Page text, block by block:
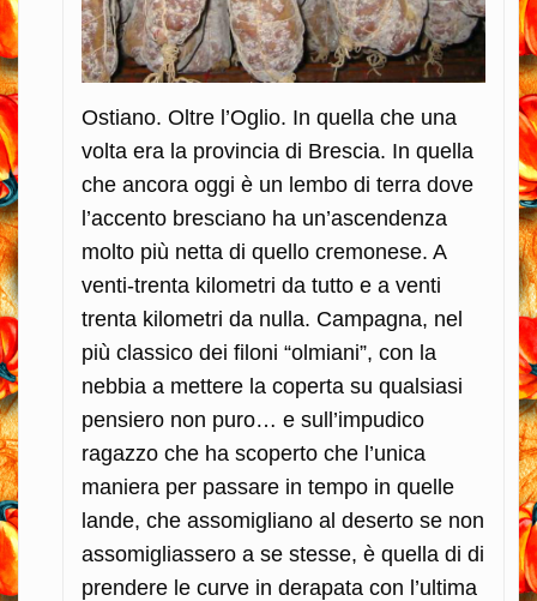
Ostiano. Oltre l’Oglio. In quella che una
volta era la provincia di Brescia. In quella
che ancora oggi è un lembo di terra dove
l’accento bresciano ha un’ascendenza
molto più netta di quello cremonese. A
venti-trenta kilometri da tutto e a venti
trenta kilometri da nulla. Campagna, nel
più classico dei filoni “olmiani”, con la
nebbia a mettere la coperta su qualsiasi
pensiero non puro… e sull’impudico
ragazzo che ha scoperto che l’unica
maniera per passare in tempo in quelle
lande, che assomigliano al deserto se non
assomigliassero a se stesse, è quella di di
prendere le curve in derapata con l’ultima